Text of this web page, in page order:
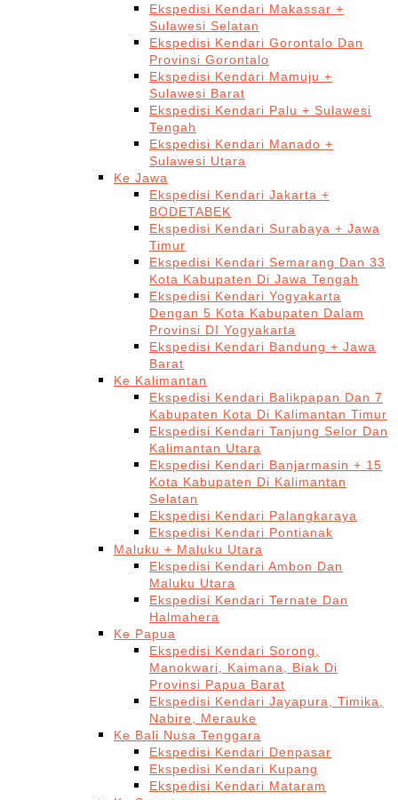
Ekspedisi Kendari Makassar +
Sulawesi Selatan
Ekspedisi Kendari Gorontalo Dan
Provinsi Gorontalo
Ekspedisi Kendari Mamuju +
Sulawesi Barat
Ekspedisi Kendari Palu + Sulawesi
Tengah
Ekspedisi Kendari Manado +
Sulawesi Utara
Ke Jawa
Ekspedisi Kendari Jakarta +
BODETABEK
Ekspedisi Kendari Surabaya + Jawa
Timur
Ekspedisi Kendari Semarang Dan 33
Kota Kabupaten Di Jawa Tengah
Ekspedisi Kendari Yogyakarta
Dengan 5 Kota Kabupaten Dalam
Provinsi DI Yogyakarta
Ekspedisi Kendari Bandung + Jawa
Barat
Ke Kalimantan
Ekspedisi Kendari Balikpapan Dan 7
Kabupaten Kota Di Kalimantan Timur
Ekspedisi Kendari Tanjung Selor Dan
Kalimantan Utara
Ekspedisi Kendari Banjarmasin + 15
Kota Kabupaten Di Kalimantan
Selatan
Ekspedisi Kendari Palangkaraya
Ekspedisi Kendari Pontianak
Maluku + Maluku Utara
Ekspedisi Kendari Ambon Dan
Maluku Utara
Ekspedisi Kendari Ternate Dan
Halmahera
Ke Papua
Ekspedisi Kendari Sorong,
Manokwari, Kaimana, Biak Di
Provinsi Papua Barat
Ekspedisi Kendari Jayapura, Timika,
Nabire, Merauke
Ke Bali Nusa Tenggara
Ekspedisi Kendari Denpasar
Ekspedisi Kendari Kupang
Ekspedisi Kendari Mataram